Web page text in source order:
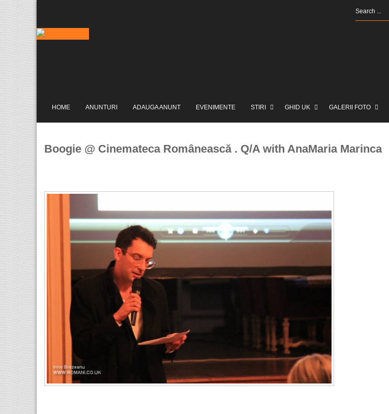
HOME ANUNTURI ADAUGA ANUNT EVENIMENTE STIRI GHID UK GALERII FOTO
Boogie @ Cinemateca Românească . Q/A with AnaMaria Marinca